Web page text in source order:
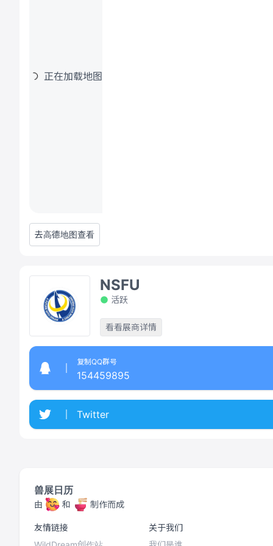
正在加载地图
去高德地图查看
NSFU
活跃
看看展商详情
复制QQ群号
154459895
Twitter
兽展日历
由 和 制作而成
友情链接
关于我们